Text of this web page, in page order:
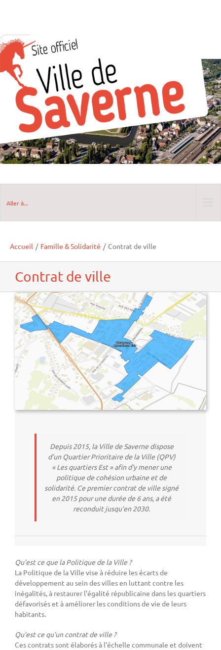
Aller à...
Accueil / Famille & Solidarité / Contrat de ville
Contrat de ville
Depuis 2015, la Ville de Saverne dispose
d’un Quartier Prioritaire de la Ville (QPV)
« Les quartiers Est » afin d’y mener une
politique de cohésion urbaine et de
solidarité. Ce premier contrat de ville signé
en 2015 pour une durée de 6 ans, a été
reconduit jusqu’en 2030.
Qu’est ce que la Politique de la Ville ?
La Politique de la Ville vise à réduire les écarts de
développement au sein des villes en luttant contre les
inégalités, à restaurer l’égalité républicaine dans les quartiers
défavorisés et à améliorer les conditions de vie de leurs
habitants.
Qu’est ce qu’un contrat de ville ?
Ces contrats sont élaborés à l’échelle communale et doivent